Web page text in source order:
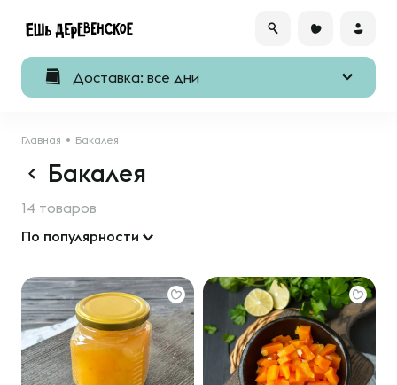
Доставка: все дни
Главная Бакалея
Бакалея
14 товаров
По популярности